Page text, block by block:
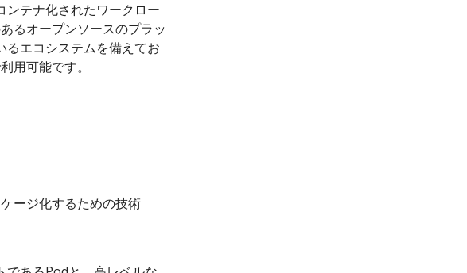
テナ化されたワークロー
るオープンソースのプラッ
るエコシステムを備えてお
用可能です。
ージ化するための技術